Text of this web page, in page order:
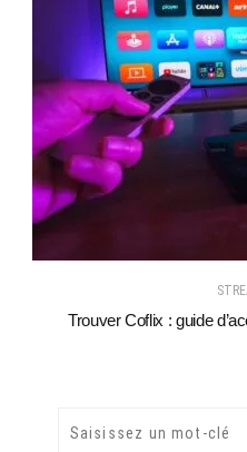
Trouver Coflix : guide